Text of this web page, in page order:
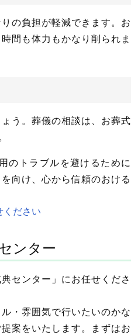
の負担が軽減できます。お
間も体力もかなり削られま
う。葬儀の相談は、お葬式
のトラブルを避けるために
向け、心から信頼のおける
ださい
ンター
センター」にお任せくださ
・雰囲気で行いたいのかな
案をいたします。まずはお